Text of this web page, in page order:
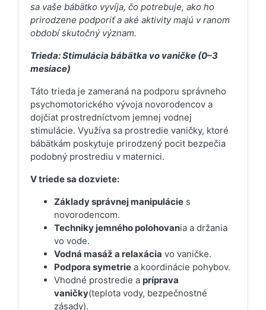
sa vaše bábätko vyvíja, čo potrebuje, ako ho
prirodzene podporiť a aké aktivity majú v ranom
období skutočný význam.
Trieda: Stimulácia bábätka vo vaničke (0–3
mesiace)
Táto trieda je zameraná na podporu správneho
psychomotorického vývoja novorodencov a
dojčiat prostredníctvom jemnej vodnej
stimulácie. Využíva sa prostredie vaničky, ktoré
bábätkám poskytuje prirodzený pocit bezpečia
podobný prostrediu v maternici.
V triede sa dozviete:
Základy správnej manipulácie s
novorodencom.
Techniky jemného polohovania a držania
vo vode.
Vodná masáž a relaxácia vo vaničke.
Podpora symetrie a koordinácie pohybov.
Vhodné prostredie a príprava
vaničky(teplota vody, bezpečnostné
zásady).